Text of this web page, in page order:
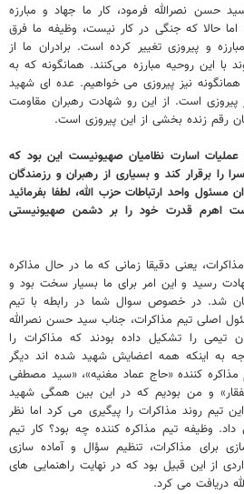
حسن نصرالله فرمود، کار ما جهاد و مبارزه
حالا که جنگی در کار نیست، وظیفه ما فرق
و پیروزی تغییر کرده است. برادران ما از
با این روحیه مبارزه می‌کنند. همانگونه که به
نیز پیروزی می خواهیم. عده ای شهید
است. از این رو شهادت رهبران مقاومت
رقم زنده بخشی از این پیروزی است.
جنگ ۳۳ روزه و عملیات اسارت نظامیان صهیونیست این بود که
را برقرار کند و بسیاری از رهبران و رزمندگان
مسئول واحد ارتباطات حزب الله، لطفا بفرمائید
اهرم قدرت خود را بر دشمن صهیونیستی
یعنی دقیقا زمانی که ما در حال مذاکره
رسید و این امر برای ما بسیار سخت بود و
شد. در خصوص سوال شما در رابطه با تیم
اصلی تیم مذاکرات، جناب سید حسن نصرالله
تیمی را تشکیل داده بودند که مذاکرات را
به اینکه همه اعضایش شهید شده اند دیگر
کننده «حاج عماد مغنیه»، «سید مصطفی
و من بودیم که در این بین همگی شهید
روند مذاکرات را پیگیری می کرد اما نظر
وظیفه تیم مذاکره کننده چه بود؟ کار تیم
برای مذاکرات، تنظیم سؤال و آماده سازی
از این قبیل بود که در نهایت راهنمایی های
دریافت می کرد.